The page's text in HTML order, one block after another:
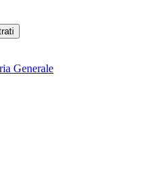
Generale